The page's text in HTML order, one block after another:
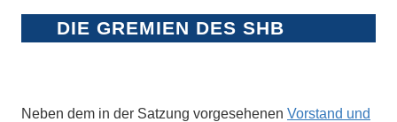
DIE GREMIEN DES SHB
Neben dem in der Satzung vorgesehenen Vorstand und